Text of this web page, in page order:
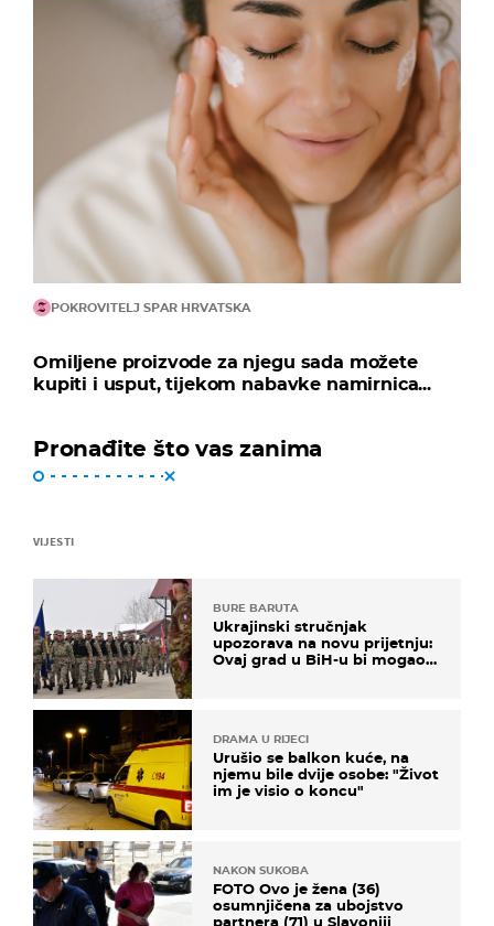
POKROVITELJ SPAR HRVATSKA
Omiljene proizvode za njegu sada možete
kupiti i usput, tijekom nabavke namirnica...
Pronađite što vas zanima
VIJESTI
BURE BARUTA
Ukrajinski stručnjak
upozorava na novu prijetnju:
Ovaj grad u BiH-u bi mogao
DRAMA U RIJECI
Urušio se balkon kuće, na
njemu bile dvije osobe: "Život
im je visio o koncu"
NAKON SUKOBA
FOTO Ovo je žena (36)
osumnjičena za ubojstvo
partnera (71) u Slavoniji